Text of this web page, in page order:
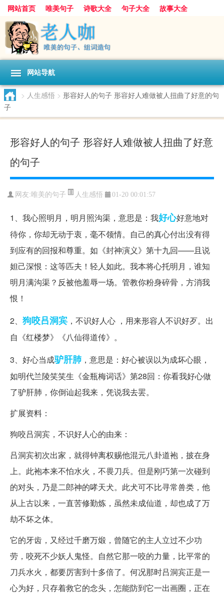
网站首页 唯美句子 诗歌大全 句子大全
故事大全
人生感悟
其他美文 美文欣赏
感人故事
句子分类
网站导航
> 人生感悟 > 形容好人的句子 形容好人难做被人扭曲了好意的句
子
形容好人的句子 形容好人难做被人扭曲了好意
的句子
网友: 唯美的句子 人生感悟 01-20 00:01:57
1、我心照明月，明月照沟渠，意思是：我好心好意地对
待你，你却无动于衷，毫不领情。自己的真心付出没有得
到应有的回报和尊重。如《封神演义》第十九回——且说
妲己深恨：这等匹夫！轻人如此。我本将心托明月，谁知
明月满沟渠？反被他羞辱一场。管教你粉身碎骨，方消我
恨！
2、 狗咬吕洞宾 ，不识好人心 ，用来形容人不识好歹。出
自《红楼梦》《八仙得道传》。
3、好心当成驴肝肺 ，意思是：好心被误以为成坏心眼，
如明代兰陵笑笑生《金瓶梅词话》第28回：你看我好心做
了驴肝肺，你倒讪起我来，凭说我去罢。
扩展资料：
狗咬吕洞宾，不识好人心的由来：
吕洞宾初次出家，就得钟离权赐他混元八卦道袍，披在身
上。此袍本来不怕水火，不畏刀兵。但是刚巧第一次碰到
的对头，乃是二郎神的哮天犬。此犬可不比寻常兽类，他
从上古以来，一直苦修勤炼，虽然未成仙道，却也成了万
劫不坏之体。
它的牙齿，又经过千磨万煅，曾随它的主人立过不少功
劳，咬死不少妖人鬼怪。自然它那一咬的力量，比平常的
刀兵水火，都要厉害到十多倍了。何况那时吕洞宾正是一
心为好，只存着救它的念头，怎能防到它一出画圈，正在